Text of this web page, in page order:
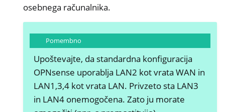
osebnega računalnika.
Pomembno
Upoštevajte, da standardna konfiguracija
OPNsense uporablja LAN2 kot vrata WAN in
LAN1,3,4 kot vrata LAN. Privzeto sta LAN3
in LAN4 onemogočena. Zato ju morate